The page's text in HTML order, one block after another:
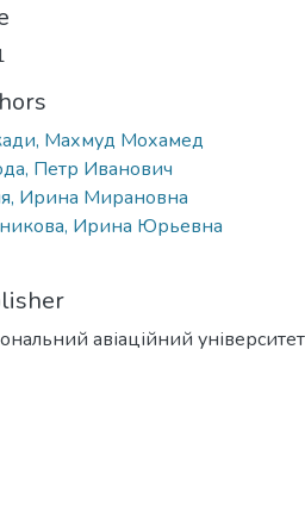
Махмуд Мохамед
Петр Иванович
Ирина Мирановна
Ирина Юрьевна
авіаційний університет